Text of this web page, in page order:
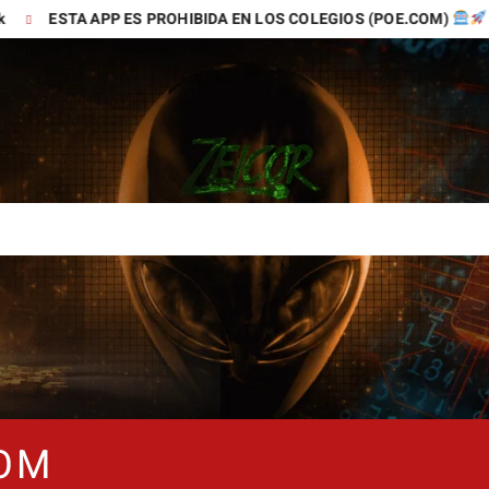
APP ES PROHIBIDA EN LOS COLEGIOS (POE.COM)